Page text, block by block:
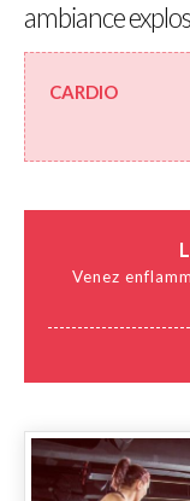
ambiance
CARDIO
Venez